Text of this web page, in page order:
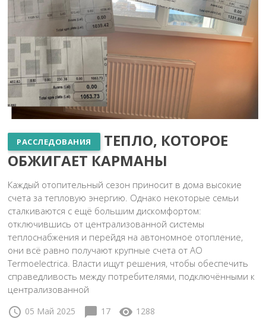
РАССЛЕДОВАНИЯ
ТЕПЛО, КОТОРОЕ
ОБЖИГАЕТ КАРМАНЫ
Каждый отопительный сезон приносит в дома высокие
счета за тепловую энергию. Однако некоторые семьи
сталкиваются с ещё большим дискомфортом:
отключившись от централизованной системы
теплоснабжения и перейдя на автономное отопление,
они всё равно получают крупные счета от АО
Termoelectrica. Власти ищут решения, чтобы обеспечить
справедливость между потребителями, подключёнными к
централизованной
schedule 05 Май 2025 chat_bubble 17 visibility 1288